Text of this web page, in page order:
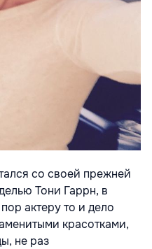
со своей прежней
Тони Гаррн, в
актеру то и дело
красотками,
не раз